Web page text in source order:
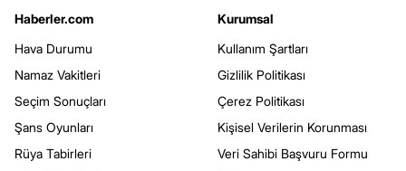
Haberler.com
Hava Durumu
Namaz Vakitleri
Seçim Sonuçları
Şans Oyunları
Rüya Tabirleri
Kurumsal
Kullanım Şartları
Gizlilik Politikası
Çerez Politikası
Kişisel Verilerin Korunması
Veri Sahibi Başvuru Formu